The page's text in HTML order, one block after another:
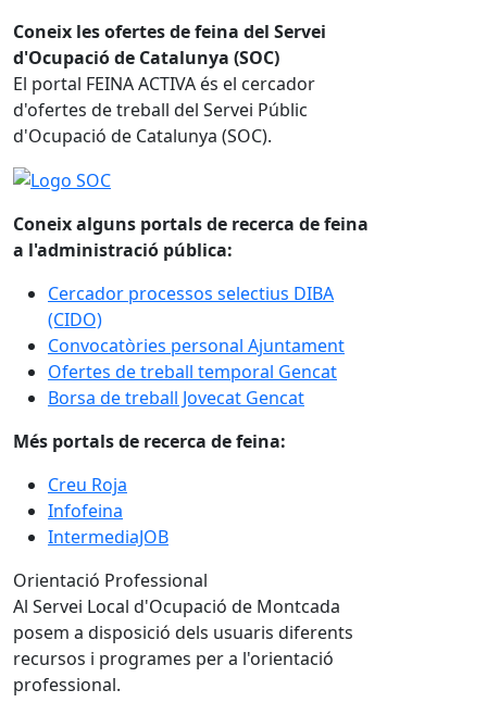
Coneix les ofertes de feina del Servei
d'Ocupació de Catalunya (SOC)
El portal FEINA ACTIVA és el cercador
d'ofertes de treball del Servei Públic
d'Ocupació de Catalunya (SOC).
Coneix alguns portals de recerca de feina
a l'administració pública:
Cercador processos selectius DIBA
(CIDO)
Convocatòries personal Ajuntament
Ofertes de treball temporal Gencat
Borsa de treball Jovecat Gencat
Més portals de recerca de feina:
Creu Roja
Infofeina
IntermediaJOB
Orientació Professional
Al Servei Local d'Ocupació de Montcada
posem a disposició dels usuaris diferents
recursos i programes per a l'orientació
professional.